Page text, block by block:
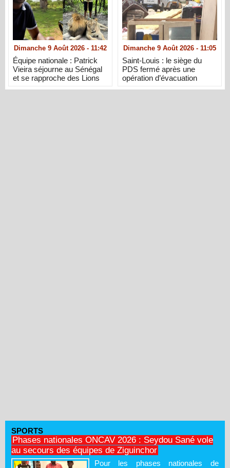
Dimanche 9 Août 2026 - 11:42
Équipe nationale : Patrick
Vieira séjourne au Sénégal
et se rapproche des Lions
Dimanche 9 Août 2026 - 11:05
Saint-Louis : le siège du
PDS fermé après une
opération d’évacuation
SPORTS
Phases nationales ONCAV 2026 : Seydou Sané vole
au secours des équipes de Ziguinchor
Pour les phases nationales de